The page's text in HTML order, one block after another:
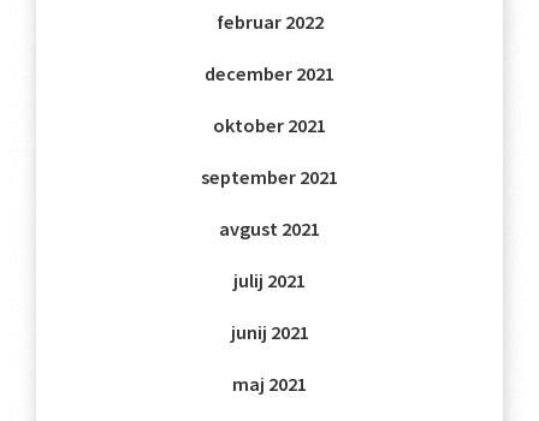
februar 2022
december 2021
oktober 2021
september 2021
avgust 2021
julij 2021
junij 2021
maj 2021